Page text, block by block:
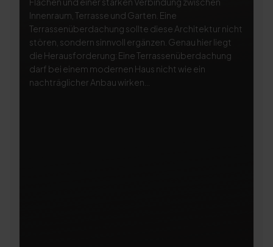
Innenraum, Terrasse und Garten. Eine
Terrassenüberdachung sollte diese Architektur nicht
stören, sondern sinnvoll ergänzen. Genau hier liegt
die Herausforderung: Eine Terrassenüberdachung
darf bei einem modernen Haus nicht wie ein
nachträglicher Anbau wirken...